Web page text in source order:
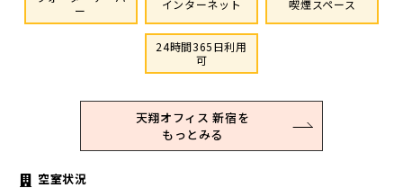
ー
インターネット 喫煙スペース
24時間365日利用
可
天翔オフィス 新宿を
もっとみる
空室状況